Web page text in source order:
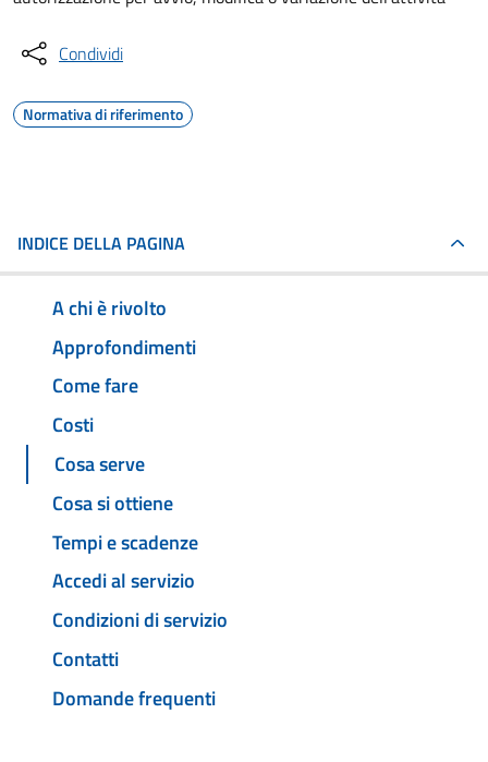
Condividi
Normativa di riferimento
INDICE DELLA PAGINA
A chi è rivolto
Approfondimenti
Come fare
Costi
Cosa serve
Cosa si ottiene
Tempi e scadenze
Accedi al servizio
Condizioni di servizio
Contatti
Domande frequenti